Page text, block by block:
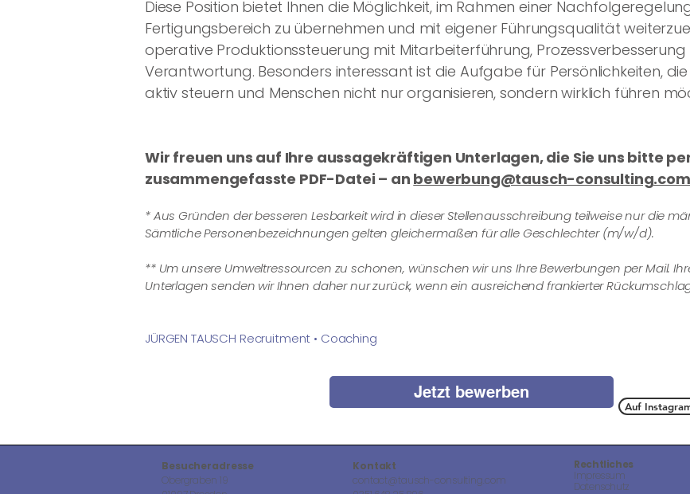
Diese Position bietet Ihnen die Möglichkeit, im Rahmen einer
Fertigungsbereich zu übernehmen und mit eigener Führungsqualität
operative Produktionssteuerung mit Mitarbeiterführung,
Verantwortung. Besonders interessant ist die Aufgabe für Persönlichkeiten,
aktiv steuern und Menschen nicht nur organisieren, sondern wirklich führen
Wir freuen uns auf Ihre aussagekräftigen Unterlagen, die Sie uns bitte
zusammengefasste PDF-Datei – an bewerbung@tausch-consulting.com
* Aus Gründen der besseren Lesbarkeit wird in dieser Stellenausschreibung teilweise nur die
Sämtliche Personenbezeichnungen gelten gleichermaßen für alle Geschlechter (m/w/d).
** Um unsere Umweltressourcen zu schonen, wünschen wir uns Ihre Bewerbungen per Mail.
Unterlagen senden wir Ihnen daher nur zurück, wenn ein ausreichend frankierter
​JÜRGEN TAUSCH Recruitment • Coaching
Jetzt bewerben
Auf
Besucheradresse
Obergraben 19
Kontakt
contact@tausch-consulting.com
Rechtliches
Impressum
Datenschutz